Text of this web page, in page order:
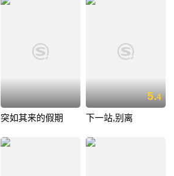
突如其来的假期
5.4
下一站,别离